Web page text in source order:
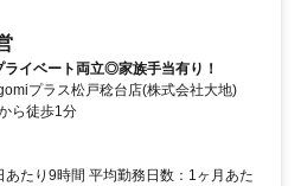
イベート両立◎家族手当有り！
プラス松戸稔台店(株式会社大地)
ら徒歩1分
たり9時間 平均勤務日数：1ヶ月あた